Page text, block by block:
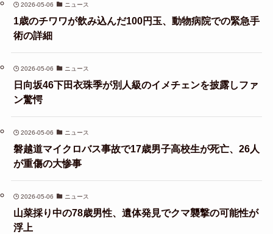
2026-05-06 ニュース
1歳のチワワが飲み込んだ100円玉、動物病院での緊急手
術の詳細
2026-05-06 ニュース
日向坂46下田衣珠季が別人級のイメチェンを披露しファ
ン驚愕
2026-05-06 ニュース
磐越道マイクロバス事故で17歳男子高校生が死亡、26人
が重傷の大惨事
2026-05-06 ニュース
山菜採り中の78歳男性、遺体発見でクマ襲撃の可能性が
浮上